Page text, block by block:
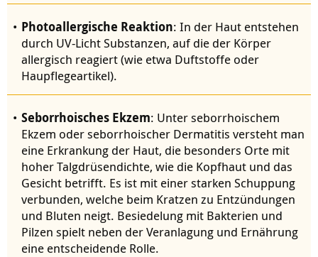
Photoallergische Reaktion: In der Haut entstehen
durch UV-Licht Substanzen, auf die der Körper
allergisch reagiert (wie etwa Duftstoffe oder
Haupflegeartikel).
Seborrhoisches Ekzem: Unter seborrhoischem
Ekzem oder seborrhoischer Dermatitis versteht man
eine Erkrankung der Haut, die besonders Orte mit
hoher Talgdrüsendichte, wie die Kopfhaut und das
Gesicht betrifft. Es ist mit einer starken Schuppung
verbunden, welche beim Kratzen zu Entzündungen
und Bluten neigt. Besiedelung mit Bakterien und
Pilzen spielt neben der Veranlagung und Ernährung
eine entscheidende Rolle.